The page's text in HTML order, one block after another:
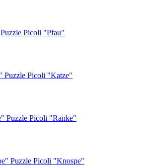
Puzzle Picoli "Pfau"
Puzzle Picoli "Katze"
Puzzle Picoli "Ranke"
Puzzle Picoli "Knospe"